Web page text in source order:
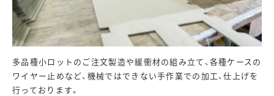
多品種小ロットのご注文製造や緩衝材の組み立て、各種ケースの
ワイヤー止めなど、機械ではできない手作業での加工、仕上げを
行っております。